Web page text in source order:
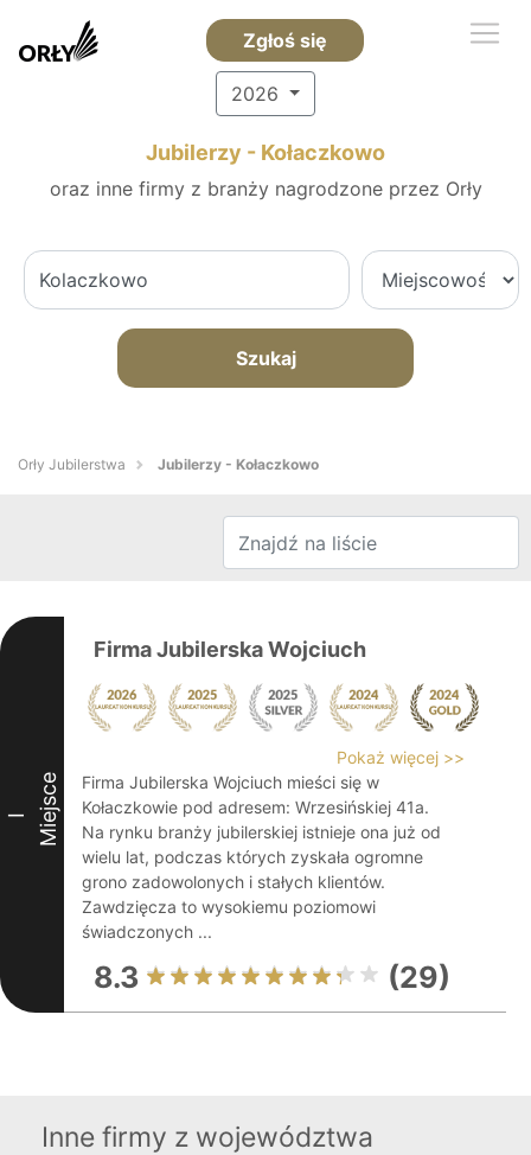
Zgłoś się
2026
Jubilerzy - Kołaczkowo
oraz inne firmy z branży nagrodzone przez Orły
Szukaj
Orły Jubilerstwa Jubilerzy - Kołaczkowo
I Miejsce
Firma Jubilerska Wojciuch
Pokaż więcej >>
Firma Jubilerska Wojciuch mieści się w
Kołaczkowie pod adresem: Wrzesińskiej 41a.
Na rynku branży jubilerskiej istnieje ona już od
wielu lat, podczas których zyskała ogromne
grono zadowolonych i stałych klientów.
Zawdzięcza to wysokiemu poziomowi
świadczonych ...
8.3 (29)
Inne firmy z województwa